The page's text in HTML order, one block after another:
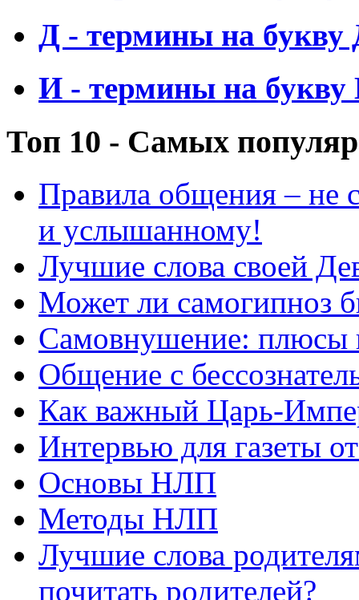
Д - термины на букву
И - термины на букву
Топ 10 - Самых
Правила общения – не
и услышанному!
Лучшие слова своей
Может ли самогипноз
Самовнушение: плюсы
Общение с
Как важный Царь-
Интервью для газеты
Основы НЛП
Методы НЛП
Лучшие слова
почитать родителей?